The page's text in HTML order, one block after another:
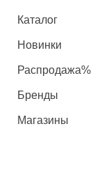
Каталог
Новинки
Распродажа%
Бренды
Магазины